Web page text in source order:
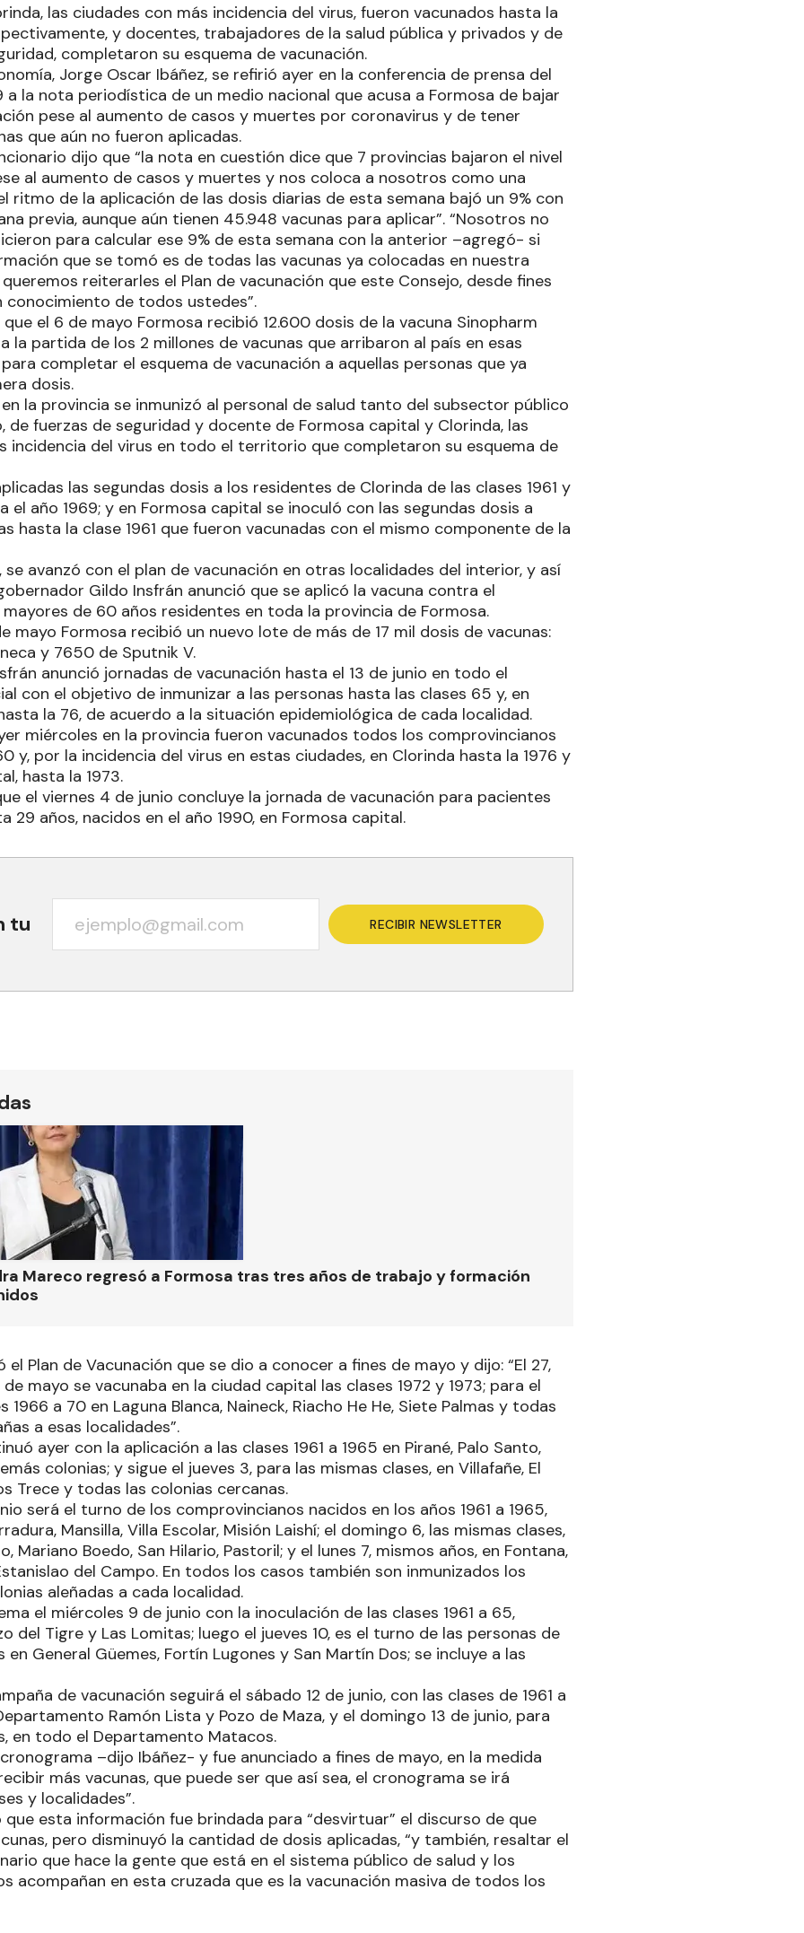
las ciudades con más incidencia del virus, fueron vacunados hasta la
y docentes, trabajadores de la salud pública y privados y de
completaron su esquema de vacunación.
Jorge Oscar Ibáñez, se refirió ayer en la conferencia de prensa del
a la nota periodística de un medio nacional que acusa a Formosa de bajar
pese al aumento de casos y muertes por coronavirus y de tener
que aún no fueron aplicadas.
dijo que “la nota en cuestión dice que 7 provincias bajaron el nivel
al aumento de casos y muertes y nos coloca a nosotros como una
ritmo de la aplicación de las dosis diarias de esta semana bajó un 9% con
previa, aunque aún tienen 45.948 vacunas para aplicar”. “Nosotros no
para calcular ese 9% de esta semana con la anterior –agregó- si
que se tomó es de todas las vacunas ya colocadas en nuestra
reiterarles el Plan de vacunación que este Consejo, desde fines
conocimiento de todos ustedes”.
el 6 de mayo Formosa recibió 12.600 dosis de la vacuna Sinopharm
la partida de los 2 millones de vacunas que arribaron al país en esas
completar el esquema de vacunación a aquellas personas que ya
dosis.
en la provincia se inmunizó al personal de salud tanto del subsector público
de fuerzas de seguridad y docente de Formosa capital y Clorinda, las
incidencia del virus en todo el territorio que completaron su esquema de
las segundas dosis a los residentes de Clorinda de las clases 1961 y
el año 1969; y en Formosa capital se inoculó con las segundas dosis a
hasta la clase 1961 que fueron vacunadas con el mismo componente de la
avanzó con el plan de vacunación en otras localidades del interior, y así
Gildo Insfrán anunció que se aplicó la vacuna contra el
de 60 años residentes en toda la provincia de Formosa.
mayo Formosa recibió un nuevo lote de más de 17 mil dosis de vacunas:
y 7650 de Sputnik V.
anunció jornadas de vacunación hasta el 13 de junio en todo el
con el objetivo de inmunizar a las personas hasta las clases 65 y, en
la 76, de acuerdo a la situación epidemiológica de cada localidad.
miércoles en la provincia fueron vacunados todos los comprovincianos
y, por la incidencia del virus en estas ciudades, en Clorinda hasta la 1976 y
hasta la 1973.
el viernes 4 de junio concluye la jornada de vacunación para pacientes
29 años, nacidos en el año 1990, en Formosa capital.
tu RECIBIR NEWSLETTER
Mareco regresó a Formosa tras tres años de trabajo y formación
Plan de Vacunación que se dio a conocer a fines de mayo y dijo: “El 27,
mayo se vacunaba en la ciudad capital las clases 1972 y 1973; para el
1966 a 70 en Laguna Blanca, Naineck, Riacho He He, Siete Palmas y todas
a esas localidades”.
ayer con la aplicación a las clases 1961 a 1965 en Pirané, Palo Santo,
colonias; y sigue el jueves 3, para las mismas clases, en Villafañe, El
Trece y todas las colonias cercanas.
será el turno de los comprovincianos nacidos en los años 1961 a 1965,
Mansilla, Villa Escolar, Misión Laishí; el domingo 6, las mismas clases,
Mariano Boedo, San Hilario, Pastoril; y el lunes 7, mismos años, en Fontana,
del Campo. En todos los casos también son inmunizados los
aleñadas a cada localidad.
el miércoles 9 de junio con la inoculación de las clases 1961 a 65,
del Tigre y Las Lomitas; luego el jueves 10, es el turno de las personas de
en General Güemes, Fortín Lugones y San Martín Dos; se incluye a las
de vacunación seguirá el sábado 12 de junio, con las clases de 1961 a
Ramón Lista y Pozo de Maza, y el domingo 13 de junio, para
en todo el Departamento Matacos.
–dijo Ibáñez- y fue anunciado a fines de mayo, en la medida
más vacunas, que puede ser que así sea, el cronograma se irá
y localidades”.
que esta información fue brindada para “desvirtuar” el discurso de que
pero disminuyó la cantidad de dosis aplicadas, “y también, resaltar el
que hace la gente que está en el sistema público de salud y los
acompañan en esta cruzada que es la vacunación masiva de todos los